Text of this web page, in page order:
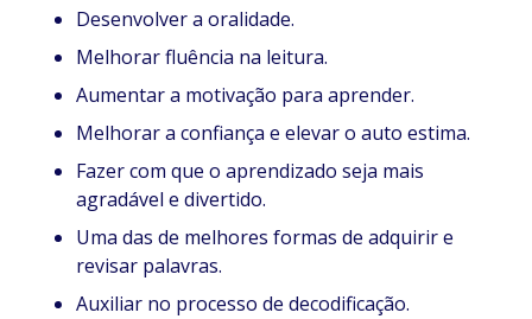
Desenvolver a oralidade.
Melhorar fluência na leitura.
Aumentar a motivação para aprender.
Melhorar a confiança e elevar o auto estima.
Fazer com que o aprendizado seja mais
agradável e divertido.
Uma das de melhores formas de adquirir e
revisar palavras.
Auxiliar no processo de decodificação.